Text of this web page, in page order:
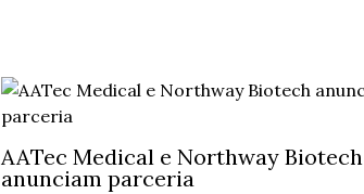
AATec Medical e Northway Biotech
anunciam parceria